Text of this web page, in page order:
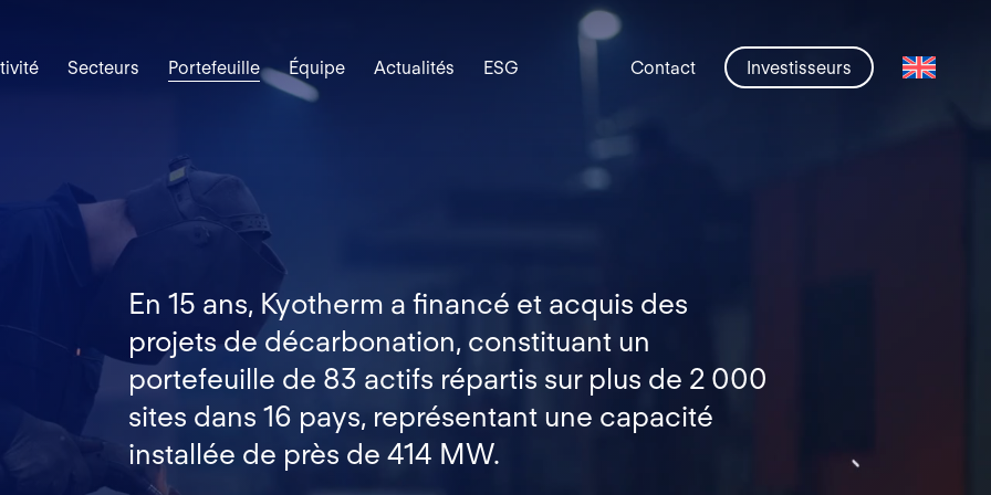
Secteurs Portefeuille Équipe Actualités ESG Contact Investisseurs
En 15 ans, Kyotherm a financé et acquis des
projets de décarbonation, constituant un
portefeuille de 83 actifs répartis sur plus de 2 000
sites dans 16 pays, représentant une capacité
installée de près de 414 MW.